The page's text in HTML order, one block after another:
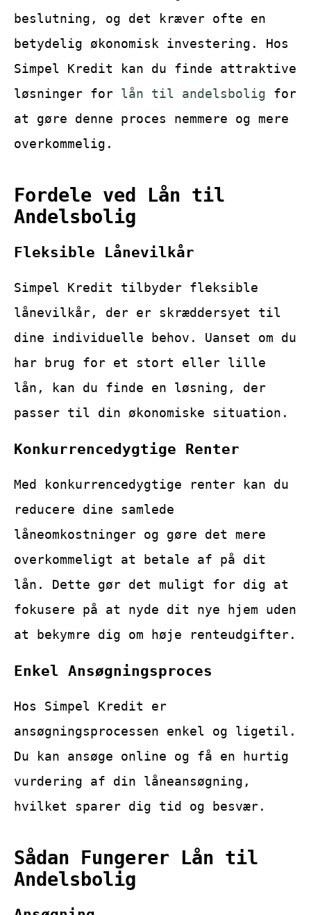
beslutning, og det kræver ofte en
betydelig økonomisk investering. Hos
Simpel Kredit kan du finde attraktive
løsninger for lån til andelsbolig for
at gøre denne proces nemmere og mere
overkommelig.
Fordele ved Lån til
Andelsbolig
Fleksible Lånevilkår
Simpel Kredit tilbyder fleksible
lånevilkår, der er skræddersyet til
dine individuelle behov. Uanset om du
har brug for et stort eller lille
lån, kan du finde en løsning, der
passer til din økonomiske situation.
Konkurrencedygtige Renter
Med konkurrencedygtige renter kan du
reducere dine samlede
låneomkostninger og gøre det mere
overkommeligt at betale af på dit
lån. Dette gør det muligt for dig at
fokusere på at nyde dit nye hjem uden
at bekymre dig om høje renteudgifter.
Enkel Ansøgningsproces
Hos Simpel Kredit er
ansøgningsprocessen enkel og ligetil.
Du kan ansøge online og få en hurtig
vurdering af din låneansøgning,
hvilket sparer dig tid og besvær.
Sådan Fungerer Lån til
Andelsbolig